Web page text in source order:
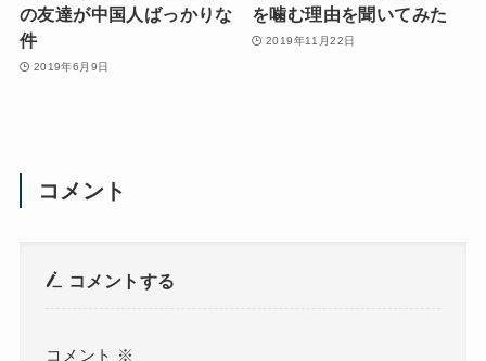
の友達が中国人ばっかりな
件
2019年6月9日
を噛む理由を聞いてみた
2019年11月22日
コメント
コメントする
コメント ※